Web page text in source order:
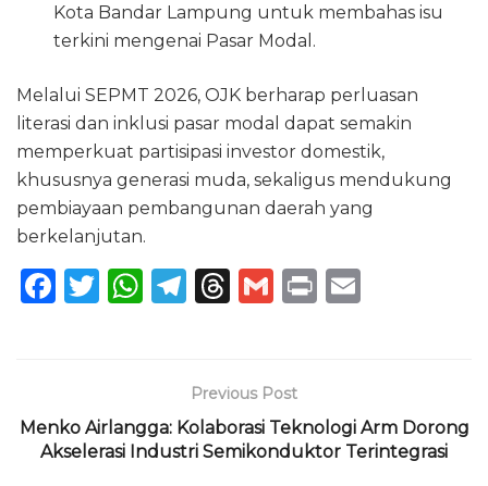
Kota Bandar Lampung untuk membahas isu
terkini mengenai Pasar Modal.
Melalui SEPMT 2026, OJK berharap perluasan
literasi dan inklusi pasar modal dapat semakin
memperkuat partisipasi investor domestik,
khususnya generasi muda, sekaligus mendukung
pembiayaan pembangunan daerah yang
berkelanjutan.
F
b
o
T
r
W
A
p
T
g
ra
m
T
a
d
s
G
l
P
Previous Post
Menko Airlangga: Kolaborasi Teknologi Arm Dorong
Akselerasi Industri Semikonduktor Terintegrasi